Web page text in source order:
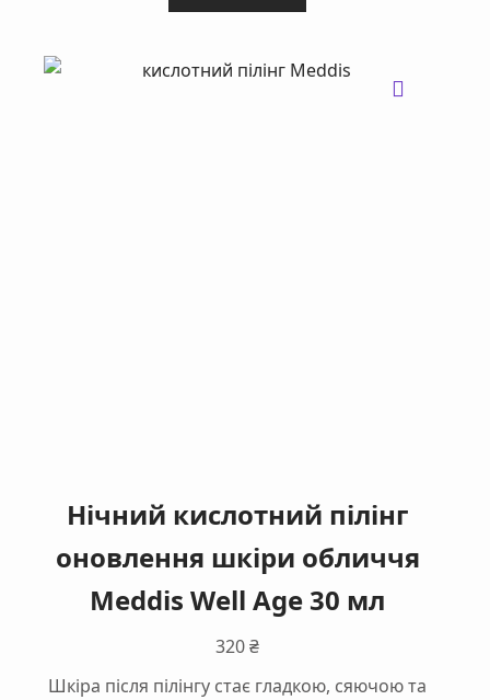
Нічний кислотний пілінг
оновлення шкіри обличчя
Meddis Well Age 30 мл
320₴
Шкіра після пілінгу стає гладкою, сяючою та